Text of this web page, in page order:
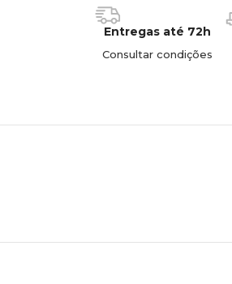
Entregas até 72h
Consultar condições